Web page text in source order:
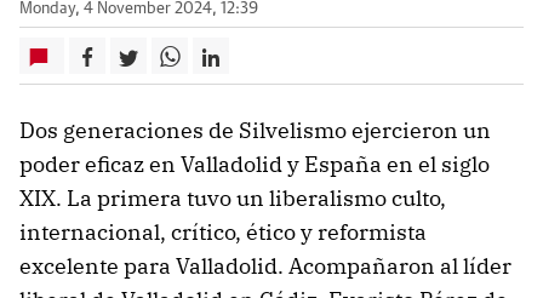
Monday, 4 November 2024, 12:39
Dos generaciones de Silvelismo ejercieron un
poder eficaz en Valladolid y España en el siglo
XIX. La primera tuvo un liberalismo culto,
internacional, crítico, ético y reformista
excelente para Valladolid. Acompañaron al líder